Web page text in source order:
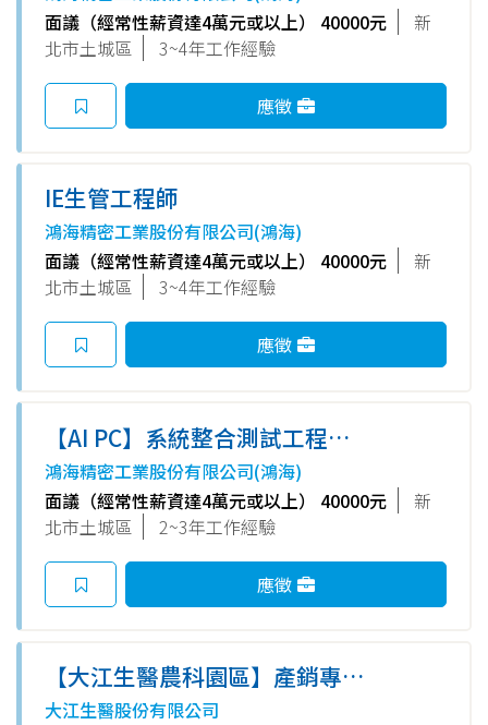
面議（經常性薪資達4萬元或以上） 40000元
新
北市土城區
3~4年工作經驗
應徵
IE生管工程師
鴻海精密工業股份有限公司(鴻海)
面議（經常性薪資達4萬元或以上） 40000元
新
北市土城區
3~4年工作經驗
應徵
【AI PC】系統整合測試工程師
(土城)-E事業群
鴻海精密工業股份有限公司(鴻海)
面議（經常性薪資達4萬元或以上） 40000元
新
北市土城區
2~3年工作經驗
應徵
【大江生醫農科園區】產銷專員
(磐石園區)
大江生醫股份有限公司